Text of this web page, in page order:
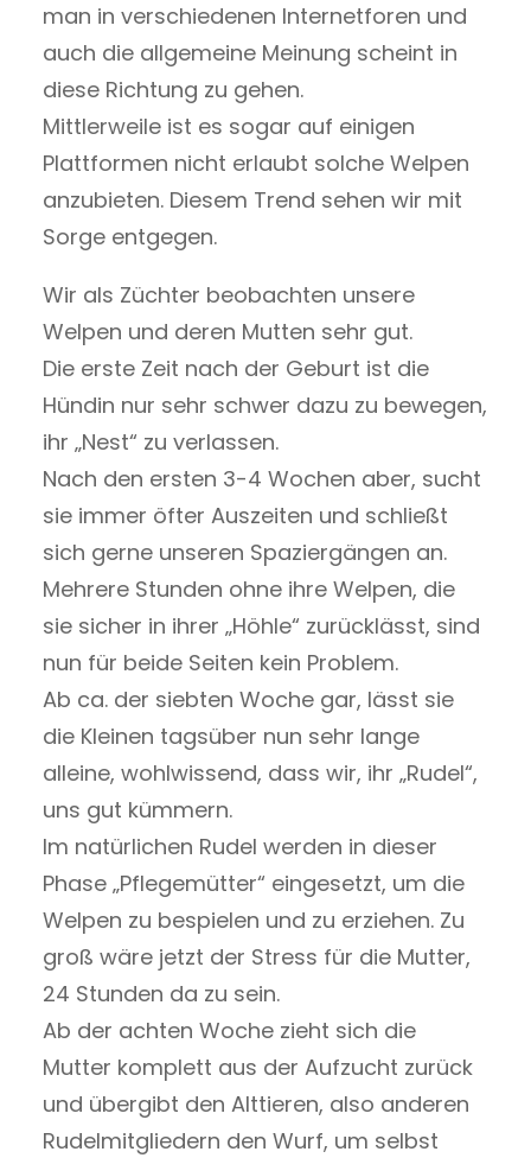
man in verschiedenen Internetforen und
auch die allgemeine Meinung scheint in
diese Richtung zu gehen.
Mittlerweile ist es sogar auf einigen
Plattformen nicht erlaubt solche Welpen
anzubieten. Diesem Trend sehen wir mit
Sorge entgegen.
Wir als Züchter beobachten unsere
Welpen und deren Mutten sehr gut.
Die erste Zeit nach der Geburt ist die
Hündin nur sehr schwer dazu zu bewegen,
ihr „Nest“ zu verlassen.
Nach den ersten 3-4 Wochen aber, sucht
sie immer öfter Auszeiten und schließt
sich gerne unseren Spaziergängen an.
Mehrere Stunden ohne ihre Welpen, die
sie sicher in ihrer „Höhle“ zurücklässt, sind
nun für beide Seiten kein Problem.
Ab ca. der siebten Woche gar, lässt sie
die Kleinen tagsüber nun sehr lange
alleine, wohlwissend, dass wir, ihr „Rudel“,
uns gut kümmern.
Im natürlichen Rudel werden in dieser
Phase „Pflegemütter“ eingesetzt, um die
Welpen zu bespielen und zu erziehen. Zu
groß wäre jetzt der Stress für die Mutter,
24 Stunden da zu sein.
Ab der achten Woche zieht sich die
Mutter komplett aus der Aufzucht zurück
und übergibt den Alttieren, also anderen
Rudelmitgliedern den Wurf, um selbst